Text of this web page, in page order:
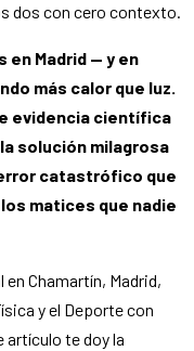
dos con cero contexto.
en Madrid — y en
más calor que luz.
evidencia científica
solución milagrosa
catastrófico que
matices que nadie
Chamartín, Madrid,
y el Deporte con
artículo te doy la